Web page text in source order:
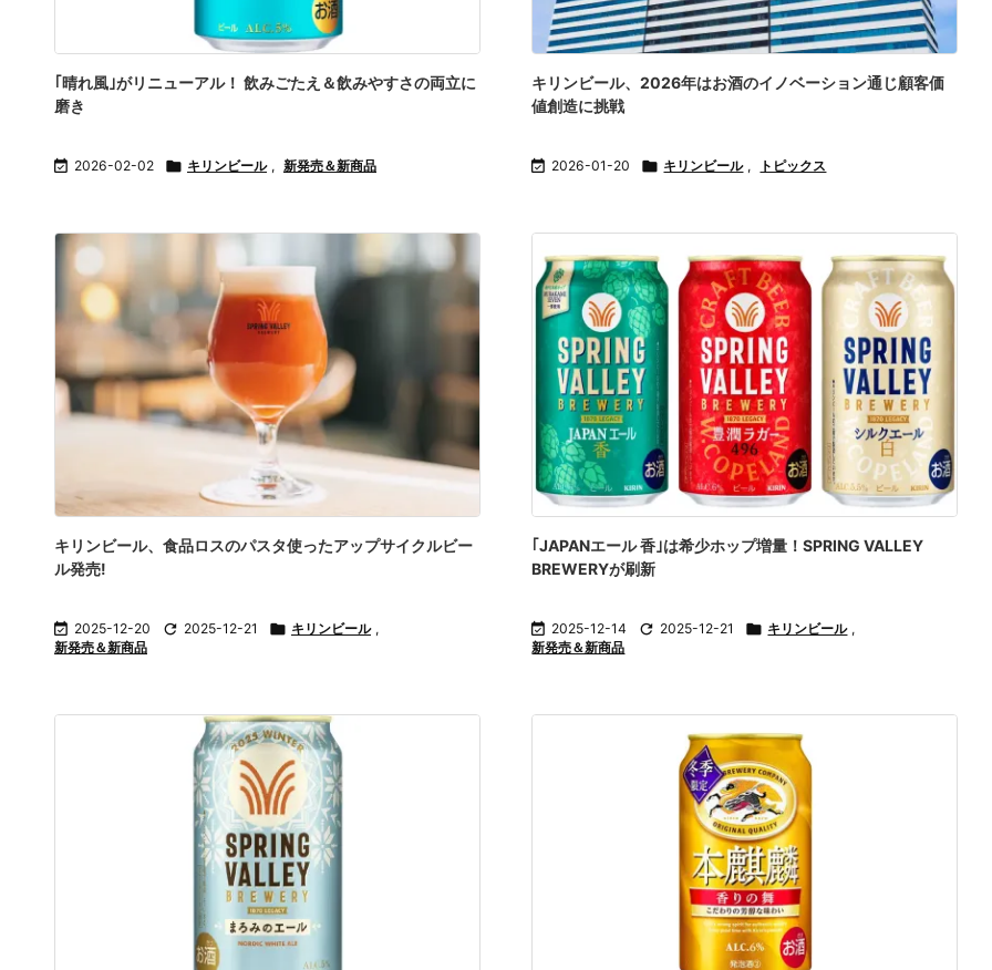
｢晴れ風｣がリニューアル！ 飲みごたえ＆飲みやすさの両立に
磨き
 2026-02-02  キリンビール , 新発売＆新商品
キリンビール、2026年はお酒のイノベーション通じ顧客価
値創造に挑戦
 2026-01-20  キリンビール , トピックス
キリンビール、食品ロスのパスタ使ったアップサイクルビー
ル発売!
 2025-12-20  2025-12-21  キリンビール ,
新発売＆新商品
｢JAPANエール 香｣は希少ホップ増量！SPRING VALLEY
BREWERYが刷新
 2025-12-14  2025-12-21  キリンビール ,
新発売＆新商品